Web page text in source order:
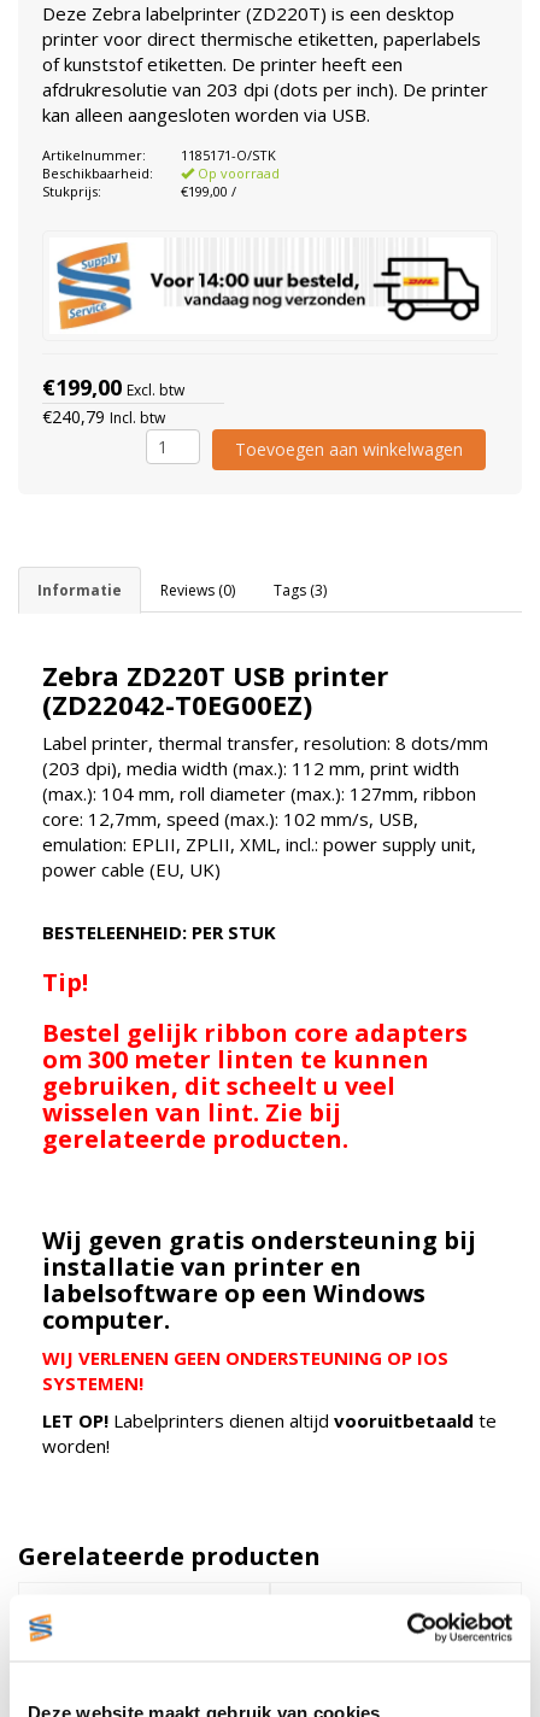
Deze website maakt gebruik van cookies
Deze Zebra labelprinter (ZD220T) is een desktop
printer voor direct thermische etiketten, paperlabels
of kunststof etiketten. De printer heeft een
afdrukresolutie van 203 dpi (dots per inch). De printer
kan alleen aangesloten worden via USB.
Artikelnummer:
1185171-O/STK
Beschikbaarheid:
Op voorraad
Stukprijs:
€199,00 /
€199,00 Excl. btw
€240,79 Incl. btw
Toevoegen aan winkelwagen
Informatie Reviews (0) Tags (3)
Zebra ZD220T USB printer
(ZD22042-T0EG00EZ)
Label printer, thermal transfer, resolution: 8 dots/mm
(203 dpi), media width (max.): 112 mm, print width
(max.): 104 mm, roll diameter (max.): 127mm, ribbon
core: 12,7mm, speed (max.): 102 mm/s, USB,
emulation: EPLII, ZPLII, XML, incl.: power supply unit,
power cable (EU, UK)
BESTELEENHEID: PER STUK
Tip!
Bestel gelijk ribbon core adapters
om 300 meter linten te kunnen
gebruiken, dit scheelt u veel
wisselen van lint. Zie bij
gerelateerde producten.
Wij geven gratis ondersteuning bij
installatie van printer en
labelsoftware op een Windows
computer.
WIJ VERLENEN GEEN ONDERSTEUNING OP IOS
SYSTEMEN!
LET OP! Labelprinters dienen altijd vooruitbetaald te
worden!
Gerelateerde producten